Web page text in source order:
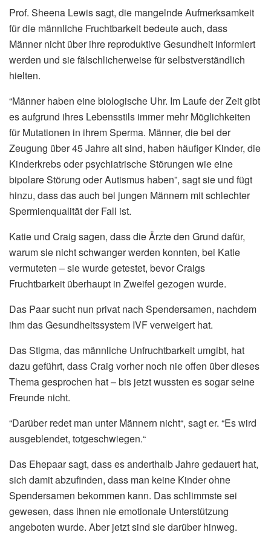
Prof. Sheena Lewis sagt, die mangelnde Aufmerksamkeit
für die männliche Fruchtbarkeit bedeute auch, dass
Männer nicht über ihre reproduktive Gesundheit informiert
werden und sie fälschlicherweise für selbstverständlich
hielten.
“Männer haben eine biologische Uhr. Im Laufe der Zeit gibt
es aufgrund ihres Lebensstils immer mehr Möglichkeiten
für Mutationen in ihrem Sperma. Männer, die bei der
Zeugung über 45 Jahre alt sind, haben häufiger Kinder, die
Kinderkrebs oder psychiatrische Störungen wie eine
bipolare Störung oder Autismus haben”, sagt sie und fügt
hinzu, dass das auch bei jungen Männern mit schlechter
Spermienqualität der Fall ist.
Katie und Craig sagen, dass die Ärzte den Grund dafür,
warum sie nicht schwanger werden konnten, bei Katie
vermuteten – sie wurde getestet, bevor Craigs
Fruchtbarkeit überhaupt in Zweifel gezogen wurde.
Das Paar sucht nun privat nach Spendersamen, nachdem
ihm das Gesundheitssystem IVF verweigert hat.
Das Stigma, das männliche Unfruchtbarkeit umgibt, hat
dazu geführt, dass Craig vorher noch nie offen über dieses
Thema gesprochen hat – bis jetzt wussten es sogar seine
Freunde nicht.
“Darüber redet man unter Männern nicht“, sagt er. “Es wird
ausgeblendet, totgeschwiegen.“
Das Ehepaar sagt, dass es anderthalb Jahre gedauert hat,
sich damit abzufinden, dass man keine Kinder ohne
Spendersamen bekommen kann. Das schlimmste sei
gewesen, dass ihnen nie emotionale Unterstützung
angeboten wurde. Aber jetzt sind sie darüber hinweg.